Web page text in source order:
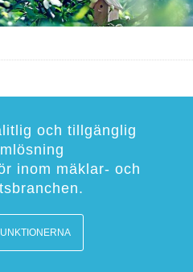
och tillgänglig
inom mäklar- och